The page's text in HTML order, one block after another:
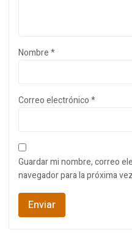
Nombre*
Correo electrónico*
Guardar mi nombre, correo
navegador para la próxima